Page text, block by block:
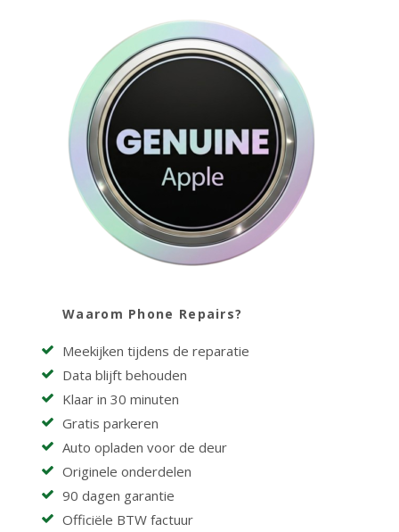
Waarom Phone Repairs?
Meekijken tijdens de reparatie
Data blijft behouden
Klaar in 30 minuten
Gratis parkeren
Auto opladen voor de deur
Originele onderdelen
90 dagen garantie
Officiële BTW factuur